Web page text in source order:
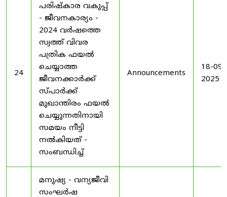
24
പരിഷ്കാര വകുപ്പ്
- ജീവനകാര്യം -
2024 വർഷത്തെ
സ്വത്ത് വിവര
പത്രിക ഫയൽ
ചെയ്യാത്ത
ജീവനക്കാർക്ക്
സ്പാർക്ക്
മുഖാന്തിരം ഫയൽ
ചെയ്യുന്നതിനായി
സമയം നീട്ടി
നൽകിയത് -
സംബന്ധിച്ച്
Announcements
18-09-
2025
മനുഷ്യ - വന്യജീവി
സംഘർഷ